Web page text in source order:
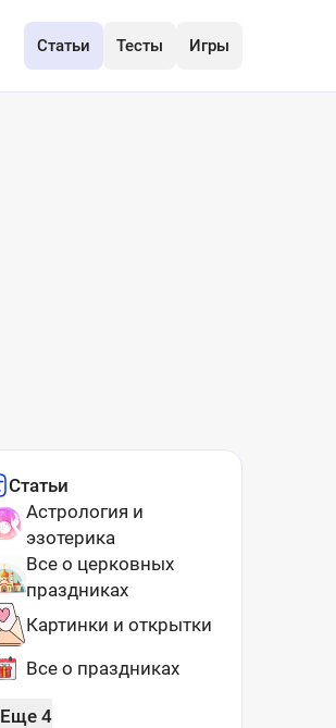
Статьи Тесты Игры
Статьи
Астрология и
эзотерика
Все о церковных
праздниках
Картинки и открытки
Все о праздниках
Еще 4